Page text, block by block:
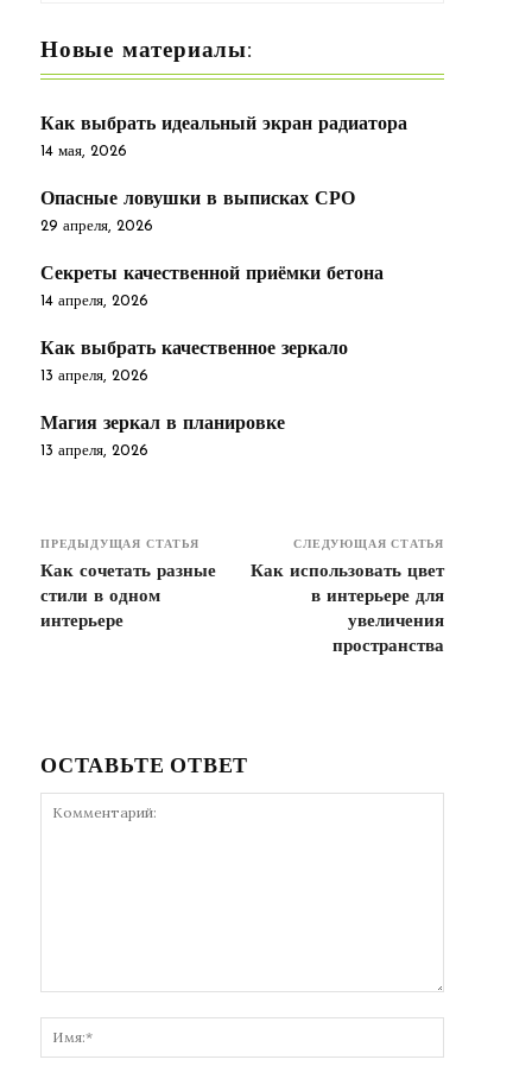
Новые материалы:
Как выбрать идеальный экран радиатора
14 мая, 2026
Опасные ловушки в выписках СРО
29 апреля, 2026
Секреты качественной приёмки бетона
14 апреля, 2026
Как выбрать качественное зеркало
13 апреля, 2026
Магия зеркал в планировке
13 апреля, 2026
ПРЕДЫДУЩАЯ СТАТЬЯ
Как сочетать разные
стили в одном
интерьере
СЛЕДУЮЩАЯ СТАТЬЯ
Как использовать цвет
в интерьере для
увеличения
пространства
ОСТАВЬТЕ ОТВЕТ